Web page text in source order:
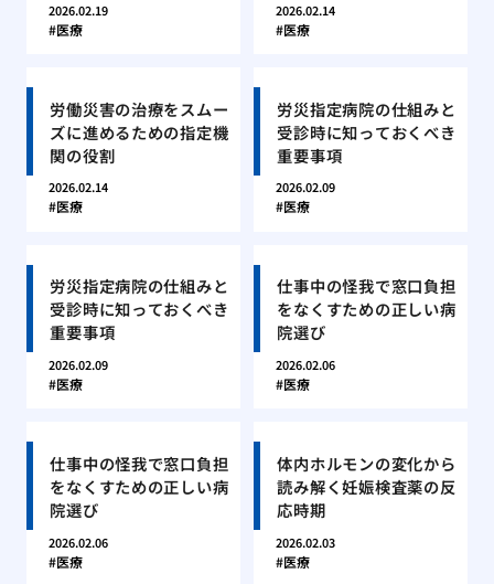
2026.02.19
医療
2026.02.14
医療
労働災害の治療をスムー
ズに進めるための指定機
関の役割
2026.02.14
医療
労災指定病院の仕組みと
受診時に知っておくべき
重要事項
2026.02.09
医療
労災指定病院の仕組みと
受診時に知っておくべき
重要事項
2026.02.09
医療
仕事中の怪我で窓口負担
をなくすための正しい病
院選び
2026.02.06
医療
仕事中の怪我で窓口負担
をなくすための正しい病
院選び
2026.02.06
医療
体内ホルモンの変化から
読み解く妊娠検査薬の反
応時期
2026.02.03
医療